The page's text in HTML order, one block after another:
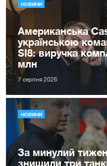
НОВИНИ
Американська
українською
SI8: виручка
млн
7 серпня 2026
НОВИНИ
За минулий
знищили три